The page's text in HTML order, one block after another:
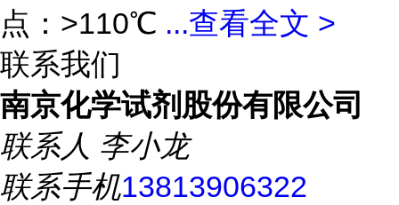
点：>110℃ ...查看全文 >
联系我们
南京化学试剂股份有限公司
联系人 李小龙
联系手机13813906322